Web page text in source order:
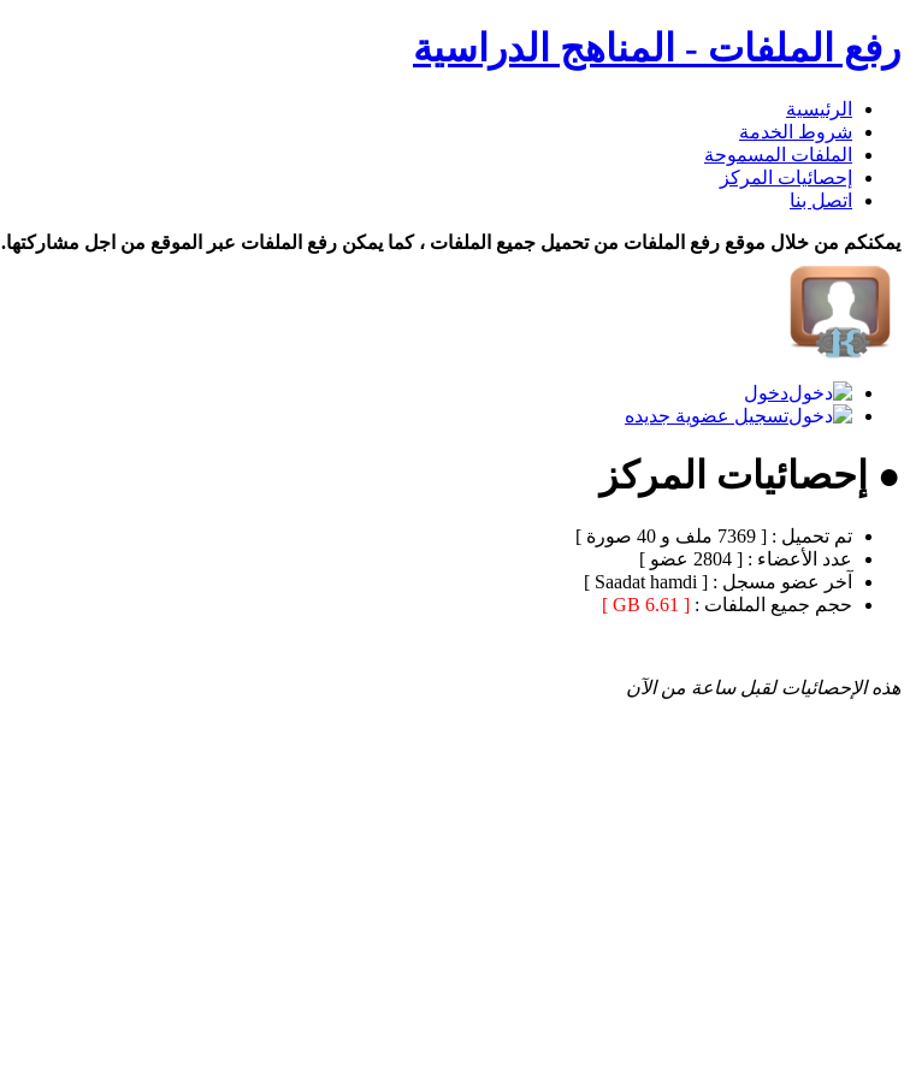
رفع الملفات - المناهج الدراسية
الرئيسية
شروط الخدمة
الملفات المسموحة
إحصائيات المركز
اتصل بنا
يمكنكم من خلال موقع رفع الملفات من تحميل جميع الملفات ، كما يمكن رفع الملفات عبر الموقع من اجل مشاركتها.
دخول
تسجيل عضوية جديده
● إحصائيات المركز
تم تحميل : [ 7369 ملف و 40 صورة ]
عدد الأعضاء : [ 2804 عضو ]
آخر عضو مسجل : [ Saadat hamdi ]
حجم جميع الملفات : [ 6.61 GB ]
هذه الإحصائيات لقبل ساعة من الآن